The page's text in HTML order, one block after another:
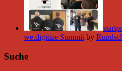
we.digitize Summit by
Suche